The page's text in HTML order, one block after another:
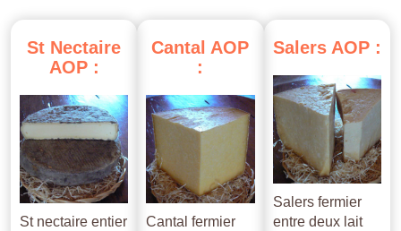
St Nectaire
AOP :
St nectaire entier
Cantal AOP
:
Cantal fermier
Salers AOP :
Salers fermier
entre deux lait